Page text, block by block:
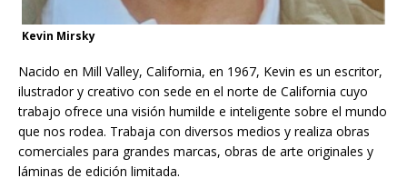
Kevin Mirsky
Nacido en Mill Valley, California, en 1967, Kevin es un escritor,
ilustrador y creativo con sede en el norte de California cuyo
trabajo ofrece una visión humilde e inteligente sobre el mundo
que nos rodea. Trabaja con diversos medios y realiza obras
comerciales para grandes marcas, obras de arte originales y
láminas de edición limitada.